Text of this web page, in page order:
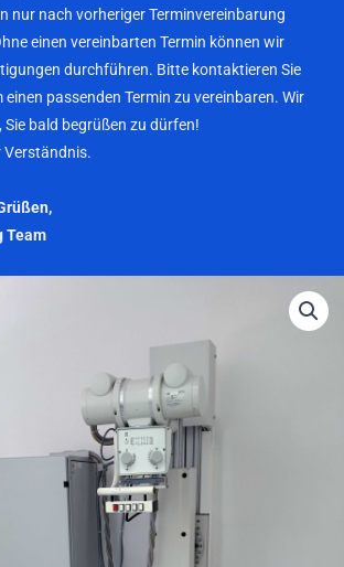
nur nach vorheriger Terminvereinbarung
einen vereinbarten Termin können wir
durchführen. Bitte kontaktieren Sie
einen passenden Termin zu vereinbaren. Wir
bald begrüßen zu dürfen!
Verständnis.
Team